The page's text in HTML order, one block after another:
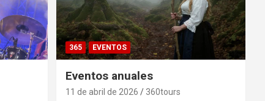
365 EVENTOS
Eventos anuales
11 de abril de 2026 360tours